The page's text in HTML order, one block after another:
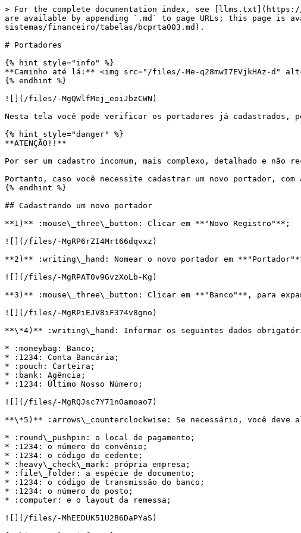
> For the complete documentation index, see [llms.txt](https://
are available by appending `.md` to page URLs; this page is
sistemas/financeiro/tabelas/bcprta003.md).
# Portadores
{% hint style="info" %}
**Caminho até lá:** <img src="/files/-Me-q28mwI7EVjkHAz-
{% endhint %}
![](/files/-MgQWlfMej_eoiJbzCWN)
Nesta tela você pode verificar os portadores já cadastrados,
{% hint style="danger" %}
**ATENÇÃO!!**
Por ser um cadastro incomum, mais complexo, detalhado e não
Portanto, caso você necessite cadastrar um novo portador,
{% endhint %}
## Cadastrando um novo portador
**1)** :mouse\_three\_button: Clicar em **"Novo Registro"**;
![](/files/-MgRP6rZI4Mrt66dqvxz)
**2)** :writing\_hand: Nomear o novo portador em
![](/files/-MgRPAT0v9GvzXoLb-Kg)
**3)** :mouse\_three\_button: Clicar em **"Banco"**, para
![](/files/-MgRPiEJV8iF374v8gno)
**\*4)** :writing\_hand: Informar os seguintes dados
* :moneybag: Banco;
* :1234: Conta Bancária;
* :pouch: Carteira;
* :bank: Agência;
* :1234: Último Nosso Número;
![](/files/-MgRQJsc7Y71nOamoao7)
**\*5)** :arrows\_counterclockwise: Se necessário, você deve
* :round\_pushpin: o local de pagamento;
* :1234: o número do convênio;
* :1234: o código do cedente;
* :heavy\_check\_mark: própria empresa;
* :file\_folder: a espécie de documento;
* :1234: o código de transmissão do banco;
* :1234: o número do posto;
* :computer: e o layout da remessa;
![](/files/-MhEEDUK51U2B6DaPYaS)